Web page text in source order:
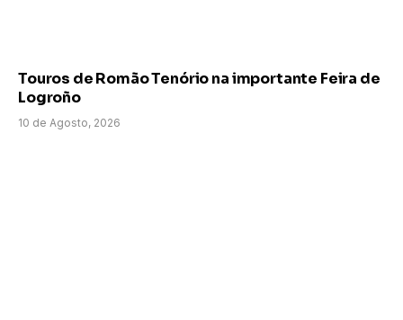
Touros de Romão Tenório na importante Feira de
Logroño
10 de Agosto, 2026